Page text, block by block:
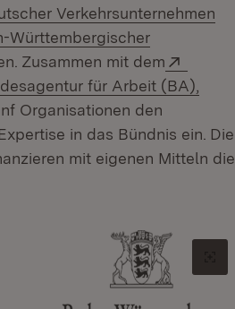
Verkehrsunternehmen
Württembergischer
Zusammen mit dem
Fenster)
für Arbeit (BA),
Fenster)
Organisationen den
in das Bündnis ein. Die
mit eigenen Mitteln die